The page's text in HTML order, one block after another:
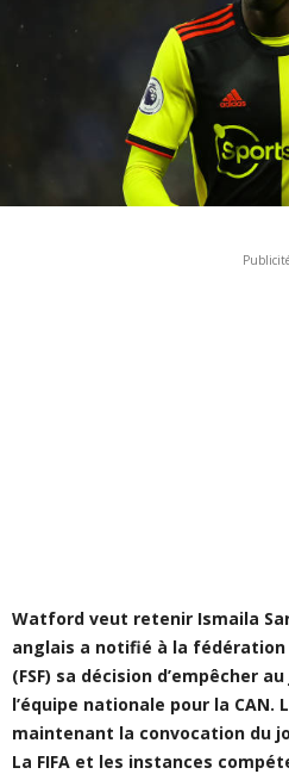
Watford veut retenir Ismaila
anglais a notifié à la
(FSF) sa décision d’empêcher
l’équipe nationale pour la CAN.
maintenant la convocation du
La FIFA et les instances